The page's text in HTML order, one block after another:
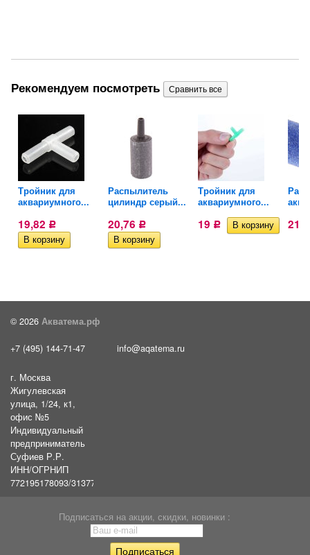
Рекомендуем посмотреть
Тройник для
аквариумного...
19,82 Р
Распылитель
цилиндр серый...
20,76 Р
Тройник для
аквариумного...
19 Р 21
© 2026 Акватема.рф
+7 (495) 144-71-47 info@aqatema.ru
г. Москва
Жигулевская
улица, 1/24, к1,
офис №5
Индивидуальный
предприниматель
Суфиев Р.Р.
ИНН/ОГРНИП
772195178093/31377461610054
Подписаться на акции, скидки, новинки :